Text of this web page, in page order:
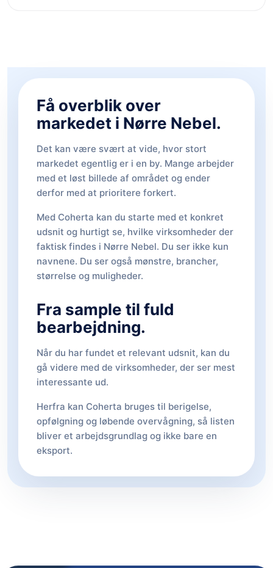
Få overblik over
markedet i Nørre Nebel.
Det kan være svært at vide, hvor stort
markedet egentlig er i en by. Mange arbejder
med et løst billede af området og ender
derfor med at prioritere forkert.
Med Coherta kan du starte med et konkret
udsnit og hurtigt se, hvilke virksomheder der
faktisk findes i Nørre Nebel. Du ser ikke kun
navnene. Du ser også mønstre, brancher,
størrelse og muligheder.
Fra sample til fuld
bearbejdning.
Når du har fundet et relevant udsnit, kan du
gå videre med de virksomheder, der ser mest
interessante ud.
Herfra kan Coherta bruges til berigelse,
opfølgning og løbende overvågning, så listen
bliver et arbejdsgrundlag og ikke bare en
eksport.